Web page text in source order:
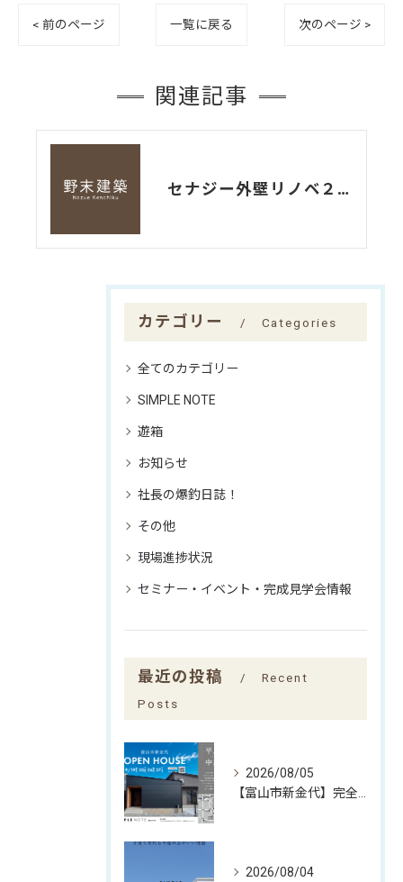
< 前のページ 一覧に戻る 次のページ >
関連記事
セナジー外壁リノベ２現場同時着工中！
カテゴリー Categories
全てのカテゴリー
SIMPLE NOTE
遊箱
お知らせ
社長の爆釣日誌！
その他
現場進捗状況
セミナー・イベント・完成見学会情報
最近の投稿
Recent
Posts
2026/08/05
2026/08/04